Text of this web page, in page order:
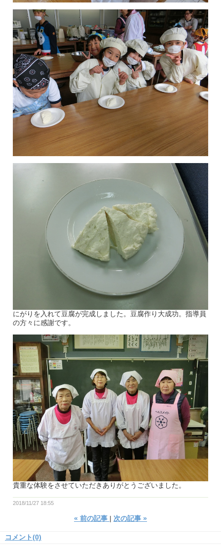
にがりを入れて豆腐が完成しました。豆腐作り大成功。指導員
の方々に感謝です。
貴重な体験をさせていただきありがとうございました。
2018/11/27 18:55
« 前の記事 次の記事 »
コメント(0)